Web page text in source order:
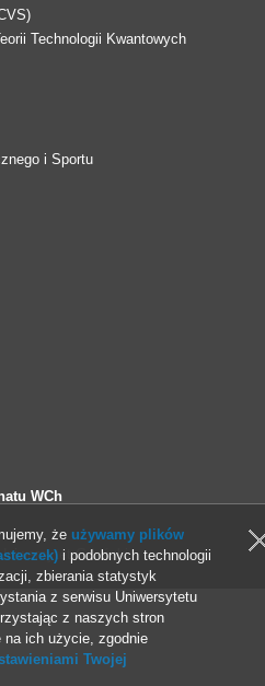
Technologii Kwantowych
i Sportu
WCh
Gdański
że używamy plików
i podobnych technologii
zbierania statystyk
z serwisu Uniwersytetu
z naszych stron
na ich użycie, zgodnie
Twojej